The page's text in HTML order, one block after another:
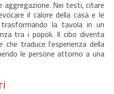
aggregazione. Nei testi, citare
il calore della casa e le
la tavola in un
tra i popoli. Il cibo diventa
che traduce l'esperienza della
le persone attorno a una